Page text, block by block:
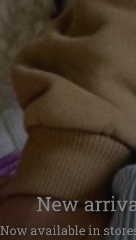
New
Now available in